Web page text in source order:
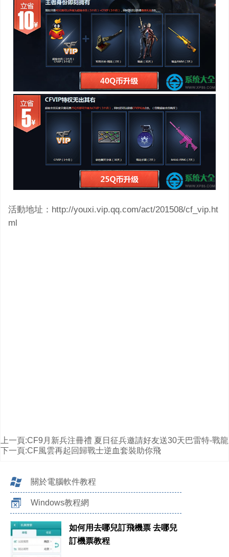
活動地址：http://youxi.vip.qq.com/act/201508/cf_vip.ht
ml
上一頁:CF9月新兵注冊禮 夏日征兵邀請好友送30天巴雷特-戰龍
下一頁:CF風雲再起回歸戰士逆血套裝助你飛
關於電腦軟件教程
Windows教程網
如何用去哪兒訂飛機票 去哪兒
訂機票教程